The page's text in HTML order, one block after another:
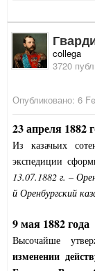
collega
3720
Опубликовано: 6
23 апреля 1882
Из казачьих
экспедиции
13.07.1882 г. –
й Оренбургский
9 мая 1882 года
Высочайше
изменении